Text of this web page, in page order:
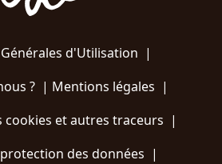
d'Utilisation |
?| Mentions légales |
cookies et autres traceurs |
des données |